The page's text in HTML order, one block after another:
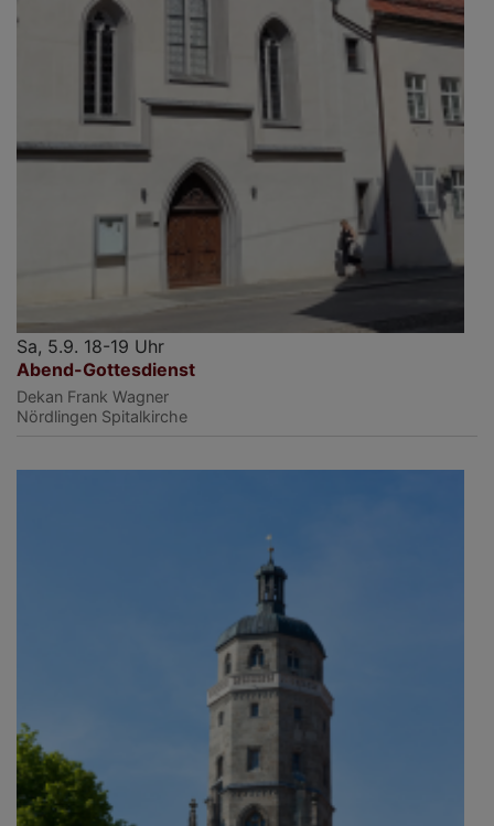
Sa, 5.9. 18-19 Uhr
Abend-Gottesdienst
Dekan Frank Wagner
Nördlingen Spitalkirche